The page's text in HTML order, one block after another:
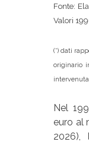
Fonte:
Valori
(*) dati
originario
Nel
euro al